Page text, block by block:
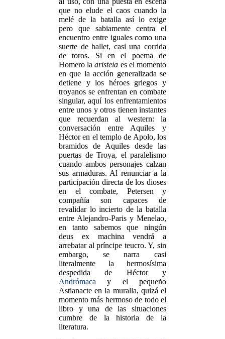
que no elude el caos cuando la
melé de la batalla así lo exige
pero que sabiamente centra el
encuentro entre iguales como una
suerte de ballet, casi una corrida
de toros. Si en el poema de
Homero laaristeia es el momento
en que la acción generalizada se
detiene y los héroes griegos y
troyanos se enfrentan en combate
singular, aquí los enfrentamientos
entre unos y otros tienen instantes
que recuerdan al western: la
conversación entre Aquiles y
Héctor en el templo de Apolo, los
bramidos de Aquiles desde las
puertas de Troya, el paralelismo
cuando ambos personajes calzan
sus armaduras. Al renunciar a la
participación directa de los dioses
en el combate, Petersen y
compañía son capaces de
revalidar lo incierto de la batalla
entre Alejandro-Paris y Menelao,
en tanto sabemos que ningún
deus ex machina vendrá a
arrebatar al príncipe teucro. Y, sin
embargo, se narra casi
literalmente la hermosísima
despedida de Héctor y
Andrómaca y el pequeño
Astianacte en la muralla, quizá el
momento más hermoso de todo el
libro y una de las situaciones
cumbre de la historia de la
literatura.